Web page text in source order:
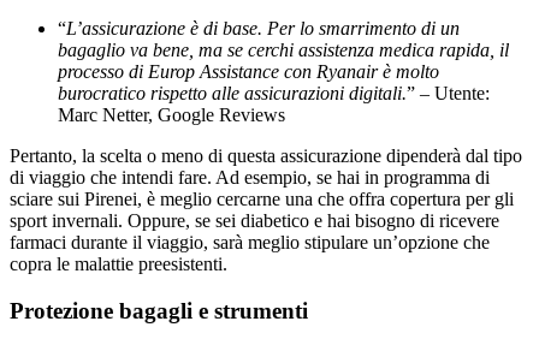
“L’assicurazione è di base. Per lo smarrimento di un
bagaglio va bene, ma se cerchi assistenza medica rapida, il
processo di Europ Assistance con Ryanair è molto
burocratico rispetto alle assicurazioni digitali.” – Utente:
Marc Netter, Google Reviews
Pertanto, la scelta o meno di questa assicurazione dipenderà dal tipo
di viaggio che intendi fare. Ad esempio, se hai in programma di
sciare sui Pirenei, è meglio cercarne una che offra copertura per gli
sport invernali. Oppure, se sei diabetico e hai bisogno di ricevere
farmaci durante il viaggio, sarà meglio stipulare un’opzione che
copra le malattie preesistenti.
Protezione bagagli e strumenti